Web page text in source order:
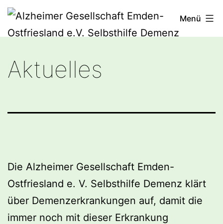
Zum
Gesellschaft
Emden-
e.V.
Menü
Aktuelles
Die Alzheimer Gesellschaft Emden-
Ostfriesland e. V. Selbsthilfe Demenz klärt
über Demenzerkrankungen auf, damit die
immer noch mit dieser Erkrankung